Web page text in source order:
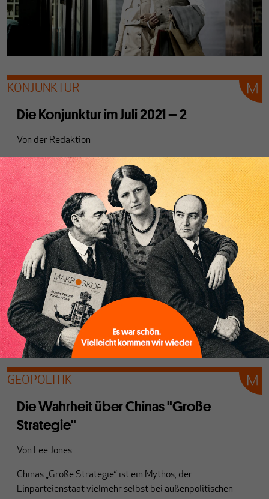
KONJUNKTUR
Die Konjunktur im Juli 2021 – 2
Von der Redaktion
Die Industrieproduktion in der Eurozone wittert im Juli
etwas Morgenluft. Die Gefahr der Rezession ist vorerst
gebannt, doch die Lage bleibt angespannt.
GEOPOLITIK
Die Wahrheit über Chinas "Große
Strategie"
Von Lee Jones
Chinas „Große Strategie“ ist ein Mythos, der
Einparteienstaat vielmehr selbst bei außenpolitischen